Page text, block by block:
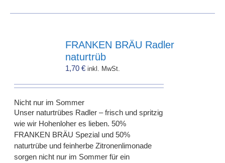
FRANKEN BRÄU Radler
naturtrüb
1,70€ inkl. MwSt.
Nicht nur im Sommer
Unser naturtrübes Radler – frisch und spritzig
wie wir Hohenloher es lieben. 50%
FRANKEN BRÄU Spezial und 50%
naturtrübe und feinherbe Zitronenlimonade
sorgen nicht nur im Sommer für ein